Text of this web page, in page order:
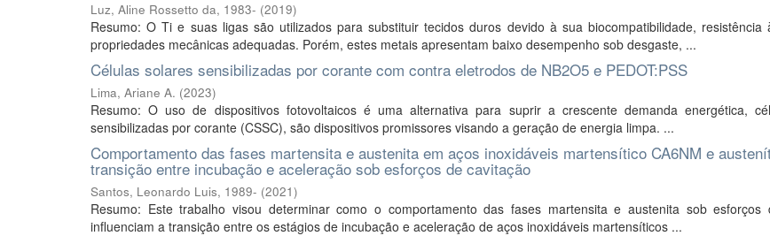
Luz, Aline Rossetto da, 1983- (2019)
Resumo: O Ti e suas ligas são utilizados para substituir tecidos duros devido à sua biocompatibilidade, resistência
propriedades mecânicas adequadas. Porém, estes metais apresentam baixo desempenho sob desgaste, ...
Células solares sensibilizadas por corante com contra eletrodos de NB2O5 e PEDOT:PSS
Lima, Ariane A. (2023)
Resumo: O uso de dispositivos fotovoltaicos é uma alternativa para suprir a crescente demanda energética,
sensibilizadas por corante (CSSC), são dispositivos promissores visando a geração de energia limpa. ...
Comportamento das fases martensita e austenita em aços inoxidáveis martensítico CA6NM e
transição entre incubação e aceleração sob esforços de cavitação
Santos, Leonardo Luis, 1989- (2021)
Resumo: Este trabalho visou determinar como o comportamento das fases martensita e austenita sob esforços
influenciam a transição entre os estágios de incubação e aceleração de aços inoxidáveis martensíticos ...